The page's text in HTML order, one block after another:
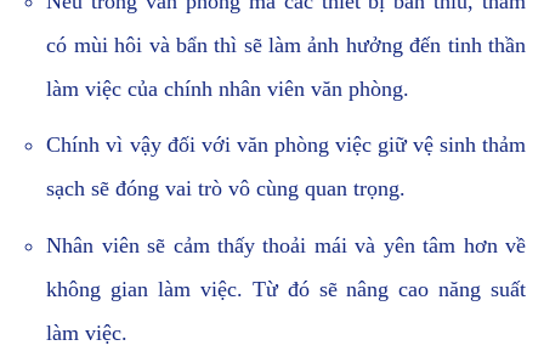
có mùi hôi và bẩn thì sẽ làm ảnh hưởng đến tinh thần
làm việc của chính nhân viên văn phòng.
Chính vì vậy đối với văn phòng việc giữ vệ sinh thảm
sạch sẽ đóng vai trò vô cùng quan trọng.
Nhân viên sẽ cảm thấy thoải mái và yên tâm hơn về
không gian làm việc. Từ đó sẽ nâng cao năng suất
làm việc.